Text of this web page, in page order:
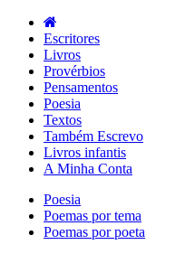
Escritores
Livros
Provérbios
Pensamentos
Poesia
Textos
Também Escrevo
Livros infantis
A Minha Conta
Poesia
Poemas por tema
Poemas por poeta